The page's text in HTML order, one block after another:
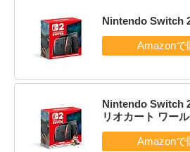
Nintendo Switch
Nintendo Switch
リオカート ワー